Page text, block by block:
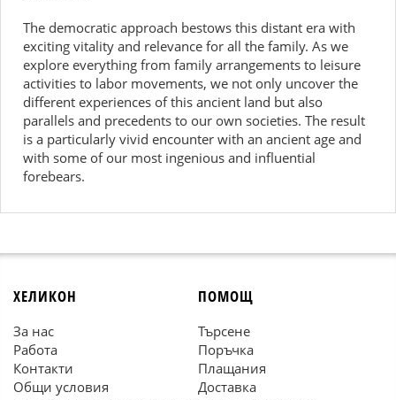
The democratic approach bestows this distant era with
exciting vitality and relevance for all the family. As we
explore everything from family arrangements to leisure
activities to labor movements, we not only uncover the
different experiences of this ancient land but also
parallels and precedents to our own societies. The result
is a particularly vivid encounter with an ancient age and
with some of our most ingenious and influential
forebears.
ХЕЛИКОН
За нас
Работа
Контакти
Общи условия
ПОМОЩ
Търсене
Поръчка
Плащания
Доставка